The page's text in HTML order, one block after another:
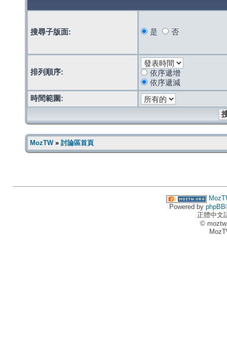
搜尋子版面: 是 否
排列順序:
依序遞增
依序遞減
時間範圍:
MozTW» 討論區首頁
Powered by phpBB
正體中文
©